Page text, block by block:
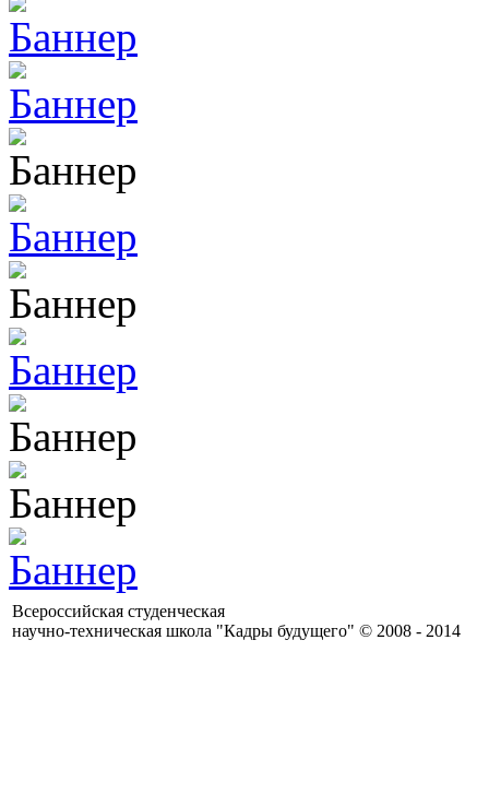
Всероссийская студенческая
научно-техническая школа "Кадры будущего" © 2008 - 2014